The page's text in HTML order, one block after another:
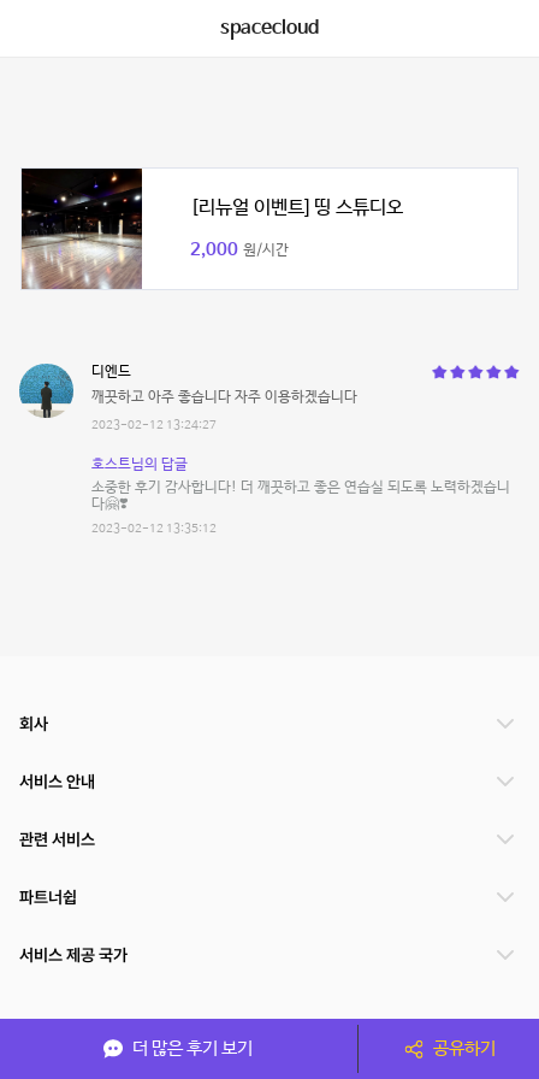
spacecloud
[리뉴얼 이벤트] 띵 스튜디오
2,000 원/시간
디엔드
깨끗하고 아주 좋습니다 자주 이용하겠습니다
2023-02-12 13:24:27
호스트님의 답글
소중한 후기 감사합니다! 더 깨끗하고 좋은 연습실 되도록 노력하겠습니
다🤗❣️
2023-02-12 13:35:12
더 많은 후기 보기 공유하기
회사
서비스 안내
관련 서비스
파트너쉽
서비스 제공 국가
(주)NSPACE 사업자정보